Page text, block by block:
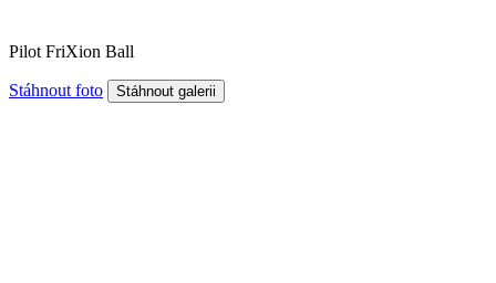
Pilot FriXion Ball
Stáhnout foto